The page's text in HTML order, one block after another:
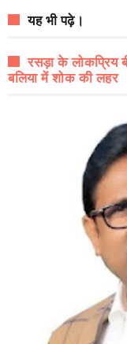
यह भी पढ़े।
रसड़ा के लोकप्रिय
बलिया में शोक की लहर